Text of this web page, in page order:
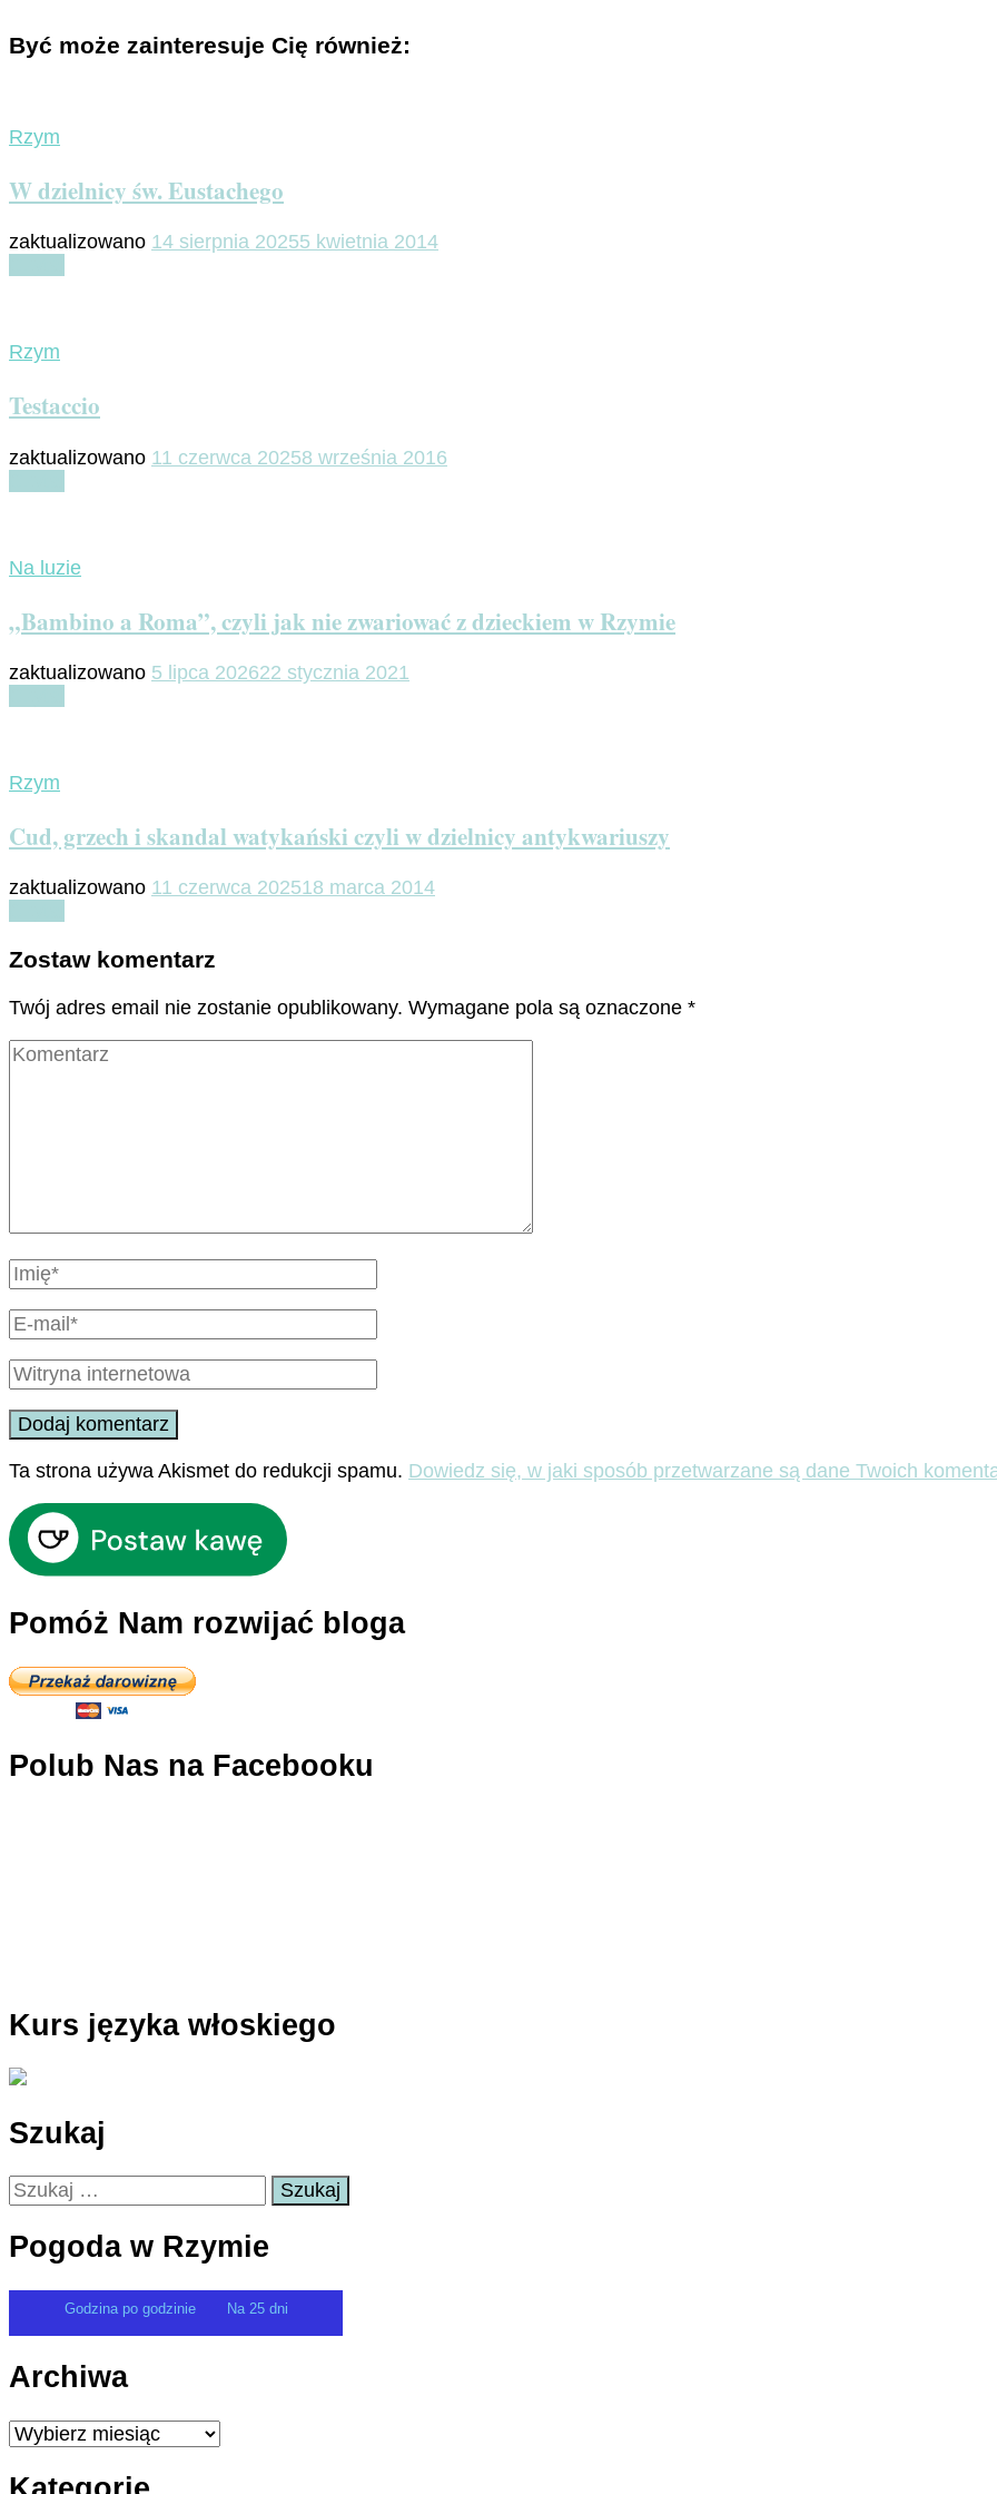
Być może zainteresuje Cię również:
Rzym
W dzielnicy św. Eustachego
zaktualizowano 14 sierpnia 20255 kwietnia 2014
Rzym
Testaccio
zaktualizowano 11 czerwca 20258 września 2016
Na luzie
„Bambino a Roma”, czyli jak nie zwariować z dzieckiem w Rzymie
zaktualizowano 5 lipca 202622 stycznia 2021
Rzym
Cud, grzech i skandal watykański czyli w dzielnicy antykwariuszy
zaktualizowano 11 czerwca 202518 marca 2014
Zostaw komentarz
Twój adres email nie zostanie opublikowany. Wymagane pola są oznaczone *
Ta strona używa Akismet do redukcji spamu. Dowiedz się, w jaki sposób przetwarzane są dane Twoich
Pomóż Nam rozwijać bloga
Polub Nas na Facebooku
Kurs języka włoskiego
Szukaj
Szukaj:
Pogoda w Rzymie
Godzina po godzinie Na 25 dni
Archiwa
Archiwa